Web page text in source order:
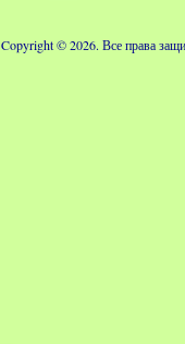
Copyright © 2026. Все права